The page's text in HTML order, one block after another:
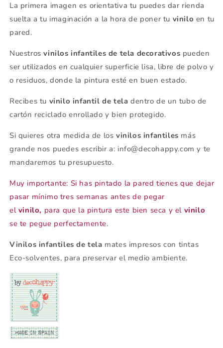
La primera imagen es orientativa tu puedes dar rienda
suelta a tu imaginación a la hora de poner tu vinilo en tu
pared.
Nuestrosvinilos infantiles de tela decorativos pueden
ser utilizados en cualquier superficie lisa, libre de polvo y
o residuos, donde la pintura esté en buen estado.
Recibes tu vinilo infantil de tela dentro de un tubo de
cartón reciclado enrollado y bien protegido.
Si quieres otra medida de los vinilos infantiles más
grande nos puedes escribir a: info@decohappy.com y te
mandaremos tu presupuesto.
Muy importante: Si has pintado la pared tienes que dejar
pasar mínimo tres semanas antes de pegar
el vinilo, para que la pintura este bien seca y el vinilo
se te pegue perfectamente.
Vinilos infantiles de tela mates impresos con tintas
Eco-solventes, para preservar el medio ambiente.